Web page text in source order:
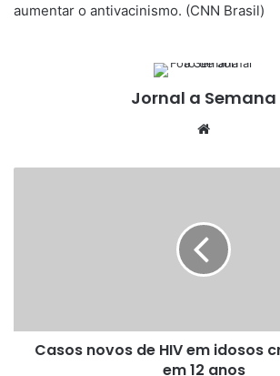
aumentar o antivacinismo. (CNN Brasil)
Jornal a Semana
em
Casos novos de HIV em idosos
em 12 anos